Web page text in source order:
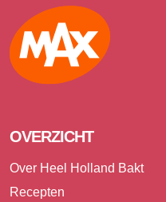
Max
OVERZICHT
Over Heel Holland Bakt
Recepten